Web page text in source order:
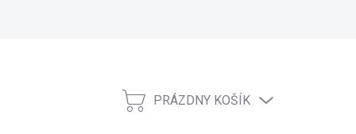
NÁKUPNÝ KOŠÍK
PRÁZDNY KOŠÍK